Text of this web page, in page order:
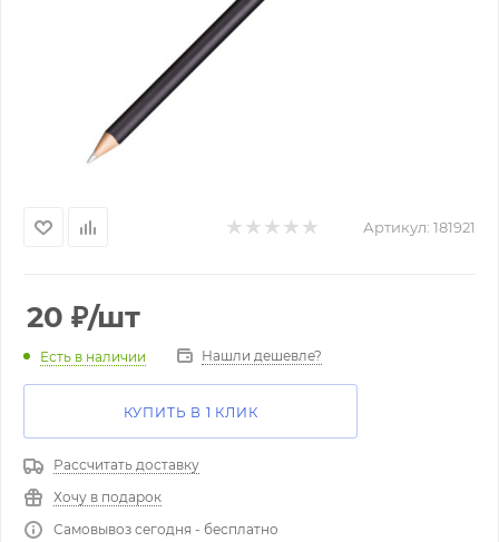
Артикул: 181921
20 ₽/шт
Есть в наличии Нашли дешевле?
КУПИТЬ В 1 КЛИК
Рассчитать доставку
Хочу в подарок
Самовывоз сегодня - бесплатно